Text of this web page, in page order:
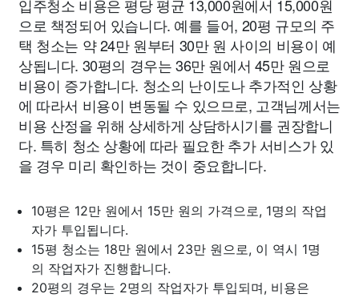
입주청소 비용은 평당 평균 13,000원에서 15,000원
으로 책정되어 있습니다. 예를 들어, 20평 규모의 주
택 청소는 약 24만 원부터 30만 원 사이의 비용이 예
상됩니다. 30평의 경우는 36만 원에서 45만 원으로
비용이 증가합니다. 청소의 난이도나 추가적인 상황
에 따라서 비용이 변동될 수 있으므로, 고객님께서는
비용 산정을 위해 상세하게 상담하시기를 권장합니
다. 특히 청소 상황에 따라 필요한 추가 서비스가 있
을 경우 미리 확인하는 것이 중요합니다.
10평은 12만 원에서 15만 원의 가격으로, 1명의 작업
자가 투입됩니다.
15평 청소는 18만 원에서 23만 원으로, 이 역시 1명
의 작업자가 진행합니다.
20평의 경우는 2명의 작업자가 투입되며, 비용은